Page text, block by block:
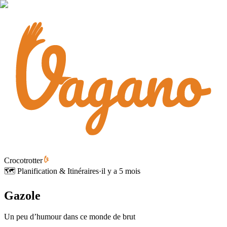
Crocotrotter
🗺️ Planification & Itinéraires·il y a 5 mois
Gazole
Un peu d’humour dans ce monde de brut